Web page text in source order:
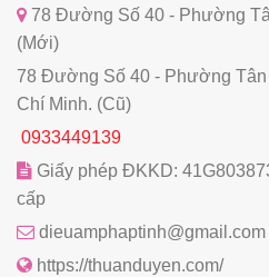
78 Đường Số 40 - Phường
(Mới)
78 Đường Số 40 - Phường Tân
Chí Minh. (Cũ)
0933449139
Giấy phép ĐKKD:
cấp
dieuamphaptinh@gmail.com
https://thuanduyen.com/